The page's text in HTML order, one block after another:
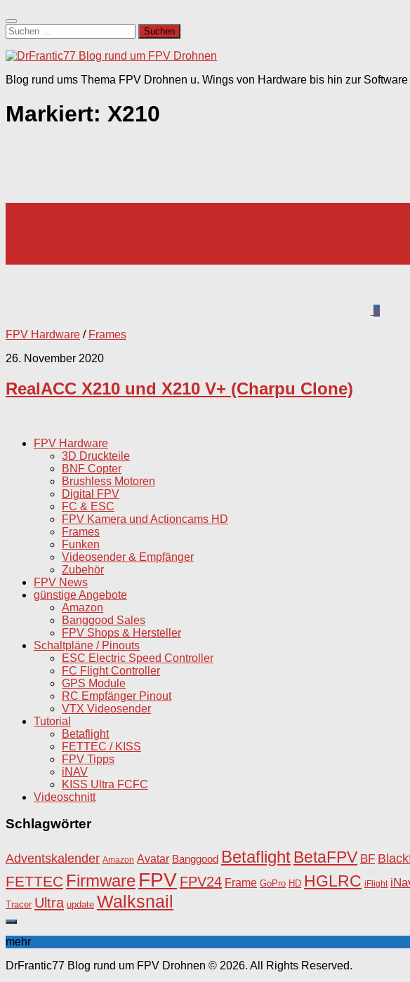
Suchen
nach:
Blog rund ums Thema FPV Drohnen u. Wings von Hardware bis hin zur Software
Markiert: X210
0
FPV Hardware / Frames
26. November 2020
RealACC X210 und X210 V+ (Charpu Clone)
FPV Hardware
3D Druckteile
BNF Copter
Brushless Motoren
Digital FPV
FC & ESC
FPV Kamera und Actioncams HD
Frames
Funken
Videosender & Empfänger
Zubehör
FPV News
günstige Angebote
Amazon
Banggood Sales
FPV Shops & Hersteller
Schaltpläne / Pinouts
ESC Electric Speed Controller
FC Flight Controller
GPS Module
RC Empfänger Pinout
VTX Videosender
Tutorial
Betaflight
FETTEC / KISS
FPV Tipps
iNAV
KISS Ultra FCFC
Videoschnitt
Schlagwörter
Adventskalender Amazon Avatar Banggood Betaflight BetaFPV BF
FETTEC Firmware FPV FPV24 Frame GoPro HD HGLRC iFlight
Tracer Ultra update Walksnail
mehr
DrFrantic77 Blog rund um FPV Drohnen © 2026. All Rights Reserved.